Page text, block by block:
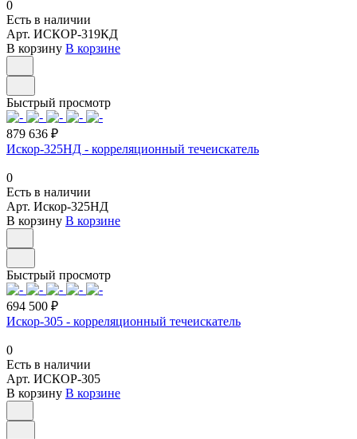
0
Есть в наличии
Арт. ИСКОР-319КД
В корзину В корзине
Быстрый просмотр
879 636 ₽
Искор-325НД - корреляционный течеискатель
0
Есть в наличии
Арт. Искор-325НД
В корзину В корзине
Быстрый просмотр
694 500 ₽
Искор-305 - корреляционный течеискатель
0
Есть в наличии
Арт. ИСКОР-305
В корзину В корзине